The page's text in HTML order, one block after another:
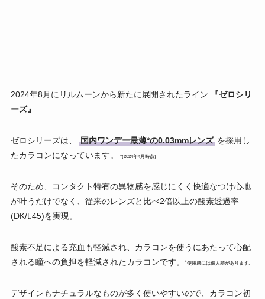
2024年8月にリルムーンから新たに展開されたライン
『ゼロシリ
ーズ』
ゼロシリーズは、 国内ワンデー最薄*の0.03mmレンズ を採用し
たカラコンになっています。
*(2024年4月時点)
そのため、コンタクト特有の異物感を感じにくく快適なつけ心地
が叶うだけでなく、従来のレンズと比べ2倍以上の酸素透過率
(DK/t:45)を実現。
酸素不足による充血も軽減され、カラコンを使うにあたって心配
される瞳への負担を軽減されたカラコンです。
*使用感には個人差があります。
デザインもナチュラルなものが多く使いやすいので、カラコン初